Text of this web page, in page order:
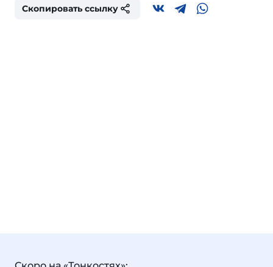
Скопировать ссылку